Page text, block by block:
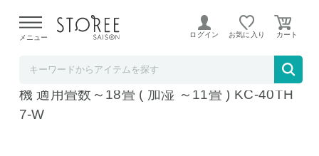
よる配送遅延が発生しております。
メニュー ログイン お気に入り
シャープ プラズマクラスター 加湿空気清浄
機 適用畳数～18畳 ( 加湿 ～11畳 ) KC-40TH
7-W